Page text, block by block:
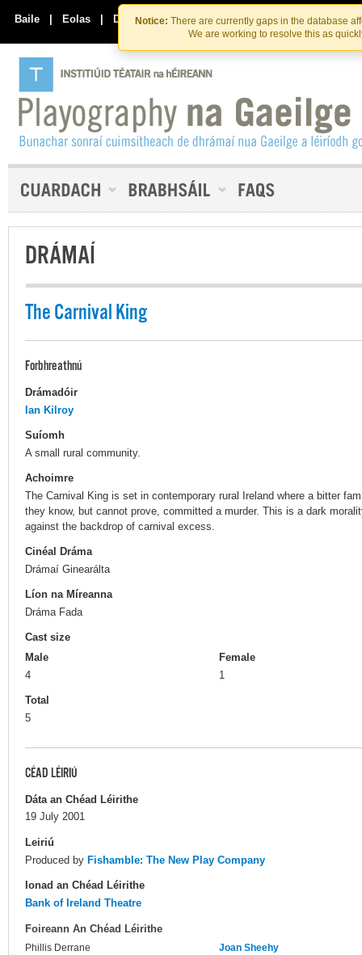
Skip
to
the
content
Skip
to
content
Notice: There are currently gaps in the database
We are working to resolve this as
Baile | Eolas | Déan Teagmháil Linn
DRÁMAÍ
The Carnival King
Forbhreathnú
Drámadóir
Ian Kilroy
Suíomh
A small rural community.
Achoimre
The Carnival King is set in contemporary rural Ireland where a bitter
they know, but cannot prove, committed a murder. This is a dark
against the backdrop of carnival excess.
Cinéal Dráma
Drámaí Ginearálta
Líon na Míreanna
Dráma Fada
Cast size
Male
4
Female
1
Total
5
CÉAD LÉIRIÚ
Dáta an Chéad Léirithe
19 July 2001
Leiriú
Produced by Fishamble: The New Play Company
Ionad an Chéad Léirithe
Bank of Ireland Theatre
Foireann An Chéad Léirithe
Phillis Derrane
Joan Sheehy